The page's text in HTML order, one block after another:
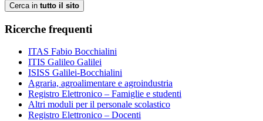
Cerca in tutto il sito
Ricerche frequenti
ITAS Fabio Bocchialini
ITIS Galileo Galilei
ISISS Galilei-Bocchialini
Agraria, agroalimentare e agroindustria
Registro Elettronico – Famiglie e studenti
Altri moduli per il personale scolastico
Registro Elettronico – Docenti